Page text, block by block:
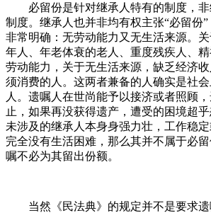
必留份是针对继承人特有的制度，非
制度。继承人也并非均有权主张“必留份
非常明确：无劳动能力又无生活来源。
年人、年老体衰的老人、重度残疾人、
劳动能力，关于无生活来源，缺乏经济
须消费的人。这两者兼备的人确实是社
人。遗嘱人在世尚能予以接济或者照顾
止，如果再没获得遗产，遭受的困境超
未涉及的继承人本身身强力壮，工作稳定
完全没有生活困难，那么其并不属于必
嘱不必为其留出份额。
当然《民法典》的规定并不是要求遗